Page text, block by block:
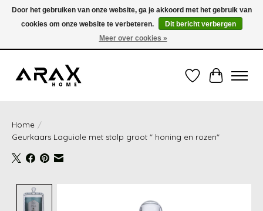
VERZENDING TUSSEN 1 en 3 WERKDAGEN - GRATIS VERZENDING VANAF 35,00€
(onder de 35,00€ = 3,95€ verzendkosten) OF OPHALEN IN DE WINKEL OOK
Verlanglijst
Home /
Geurkaars Laguiole met stolp groot " honing en rozen"
Door het gebruiken van onze website, ga je akkoord met het gebruik van
cookies om onze website te verbeteren.
Dit bericht verbergen
Meer over cookies »